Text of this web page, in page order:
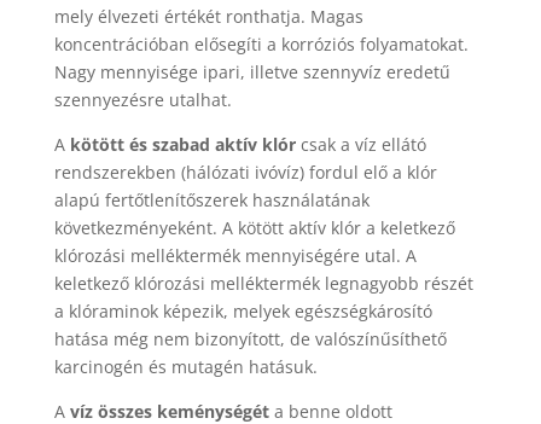
mely élvezeti értékét ronthatja. Magas
koncentrációban elősegíti a korróziós folyamatokat.
Nagy mennyisége ipari, illetve szennyvíz eredetű
szennyezésre utalhat.
A kötött és szabad aktív klór csak a víz ellátó
rendszerekben (hálózati ivóvíz) fordul elő a klór
alapú fertőtlenítőszerek használatának
következményeként. A kötött aktív klór a keletkező
klórozási melléktermék mennyiségére utal. A
keletkező klórozási melléktermék legnagyobb részét
a klóraminok képezik, melyek egészségkárosító
hatása még nem bizonyított, de valószínűsíthető
karcinogén és mutagén hatásuk.
A víz összes keménységéta benne oldott